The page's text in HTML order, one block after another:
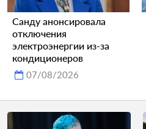
Санду анонсировала
отключения
электроэнергии из-за
кондиционеров
07/08/2026